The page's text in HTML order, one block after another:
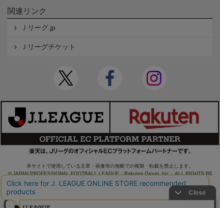
関連リンク
Ｊリーグ.jp
Ｊリーグチケット
本サイトで使用している文章・画像等の無断での複製・転載を禁止します。
© JAPAN PROFESSIONAL FOOTBALL LEAGUE Rakuten Group, Inc. ALL RIGHTS RE
SERVED.